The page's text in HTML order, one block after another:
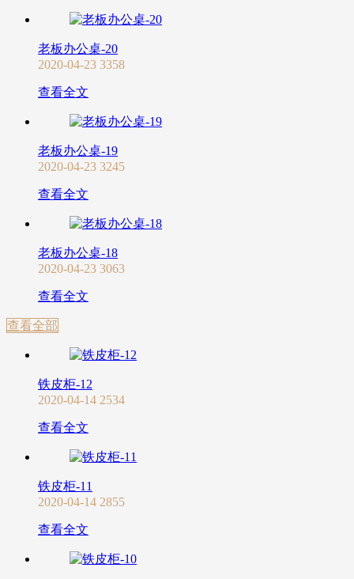
老板办公桌-20
2020-04-23 3358
查看全文
老板办公桌-19
2020-04-23 3245
查看全文
老板办公桌-18
2020-04-23 3063
查看全文
查看全部
铁皮柜-12
2020-04-14 2534
查看全文
铁皮柜-11
2020-04-14 2855
查看全文